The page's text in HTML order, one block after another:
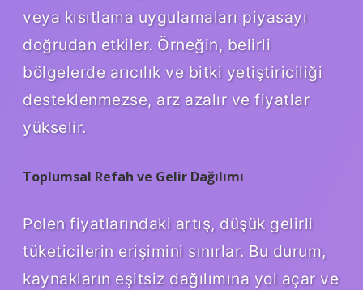
veya kısıtlama uygulamaları piyasayı
doğrudan etkiler. Örneğin, belirli
bölgelerde arıcılık ve bitki yetiştiriciliği
desteklenmezse, arz azalır ve fiyatlar
yükselir.
Toplumsal Refah ve Gelir Dağılımı
Polen fiyatlarındaki artış, düşük gelirli
tüketicilerin erişimini sınırlar. Bu durum,
kaynakların eşitsiz dağılımına yol açar ve